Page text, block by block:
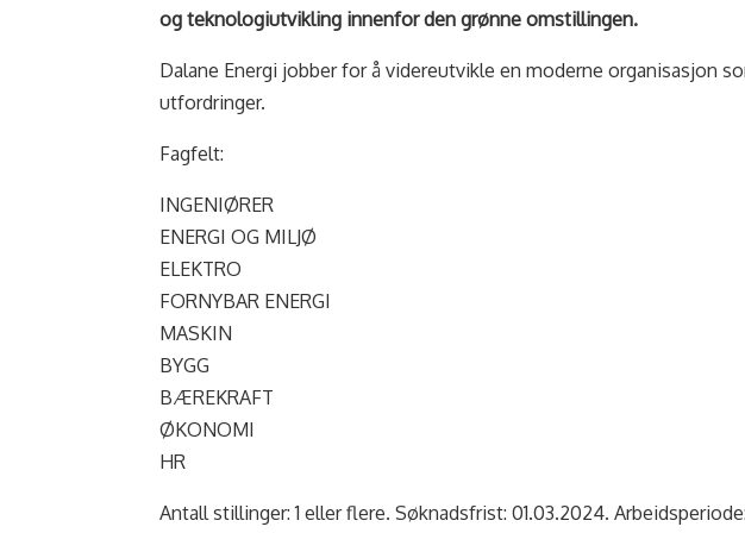
og teknologiutvikling innenfor den grønne omstillingen.
Dalane Energi jobber for å videreutvikle en moderne organisasjon
utfordringer.
Fagfelt:
INGENIØRER
ENERGI OG MILJØ
ELEKTRO
FORNYBAR ENERGI
MASKIN
BYGG
BÆREKRAFT
ØKONOMI
HR
Antall stillinger: 1 eller flere. Søknadsfrist: 01.03.2024.